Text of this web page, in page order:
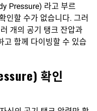
Pressure) 라고 부르
인할 수가 없습니다. 그러
개의 공기 탱크 잔압과
고 함께 다이빙할 수 있습
확인